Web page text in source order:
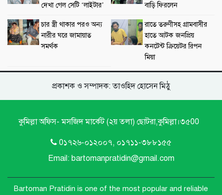
দেখা গেল সেটি ‘লাইটার’
বাড়ি ফিরলেন
চার স্ত্রী থাকার পরও অন্য
নারীর ঘরে জামায়াত
সমর্থক
রাতে তরুণীসহ গ্রামবাসীর
হাতে আটক জনপ্রিয়
কনটেন্ট ক্রিয়েটর রিপন
মিয়া
প্রকাশক ও সম্পাদক: তাওহিদ হোসেন মিঠু
কুমিল্লা অফিস- মসজিদ মার্কেট (২য় তলা) ছোটরা,কুমিল্লা।৩৫00
0১৭২৬-০১২০০৭, ০১৭১১-৩৮৮১৫৫
Email: bartomanpratidin@gmail.com
Bartoman Pratidin is one of the most popular and reliable